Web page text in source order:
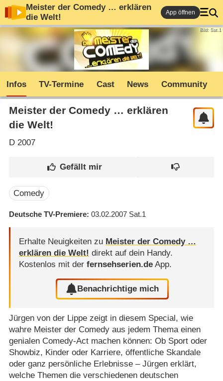
Meister der Comedy … erklären
die Welt!
App öffnen
Bild: Sat.1
Infos TV-Termine Cast News Community
Meister der Comedy … erklären
die Welt!
D2007
Comedy
Deutsche TV-Premiere 03.02.2007 Sat.1
Erhalte Neuigkeiten zu Meister der Comedy …
erklären die Welt! direkt auf dein Handy.
Kostenlos mit der fernsehserien.deApp.
Benachrichtige mich
Jürgen von der Lippe zeigt in diesem Special, wie
wahre Meister der Comedy aus jedem Thema einen
genialen Comedy-Act machen können: Ob Sport oder
Showbiz, Kinder oder Karriere, öffentliche Skandale
oder ganz persönliche Erlebnisse – Jürgen erklärt,
welche Themen die verschiedenen deutschen